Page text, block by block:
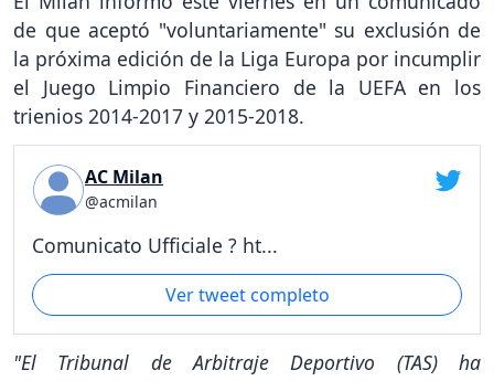
de que aceptó "voluntariamente" su exclusión de
la próxima edición de la Liga Europa por incumplir
el Juego Limpio Financiero de la UEFA en los
trienios 2014-2017 y 2015-2018.
AC Milan
@acmilan
Comunicato Ufficiale ? ht...
Ver tweet completo
"El Tribunal de Arbitraje Deportivo (TAS) ha